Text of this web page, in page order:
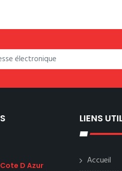
D Azur
LIENS
Accueil